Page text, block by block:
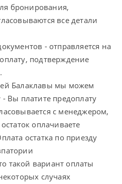
бронирования,
все детали
- отправляется на
подтверждение
Балаклавы мы можем
- Вы платите предоплату
с менеджером,
оплачиваете
остатка по приезду
такой вариант оплаты
случаях